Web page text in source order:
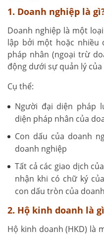
1. Doanh nghiệp là
Doanh nghiệp là một
lập bởi một hoặc nhiều
pháp nhân (ngoại trừ
động dưới sự quản lý
Cụ thể:
Người đại diện pháp
diện pháp nhân của
Con dấu của doanh
doanh nghiệp
Tất cả các giao dịch
nhận khi có chữ ký
con dấu tròn của
2. Hộ kinh doanh là
Hộ kinh doanh (HKD) là